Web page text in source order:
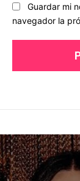
Guardar mi
navegador la